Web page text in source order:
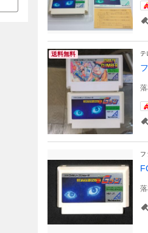
送料無料 テ
フ